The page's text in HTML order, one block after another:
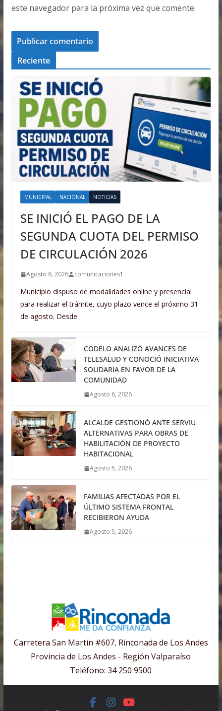
este navegador para la próxima vez que comente.
Reciente
MUNICIPAL NACIONAL NOTICIAS
SE INICIÓ EL PAGO DE LA
SEGUNDA CUOTA DEL PERMISO
DE CIRCULACIÓN 2026
Agosto 6, 2026 comunicaciones1
Municipio dispuso de modalidades online y presencial
para realizar el trámite, cuyo plazo vence el próximo 31
de agosto. Desde
CODELO ANALIZÓ AVANCES DE
TELESALUD Y CONOCIÓ INICIATIVA
SOLIDARIA EN FAVOR DE LA
COMUNIDAD
Agosto 6, 2026
ALCALDE GESTIONÓ ANTE SERVIU
ALTERNATIVAS PARA OBRAS DE
HABILITACIÓN DE PROYECTO
HABITACIONAL
Agosto 5, 2026
FAMILIAS AFECTADAS POR EL
ÚLTIMO SISTEMA FRONTAL
RECIBIERON AYUDA
Agosto 5, 2026
Carretera San Martín #607, Rinconada de Los Andes
Provincia de Los Andes - Región Valparaíso
Teléfono: 34 250 9500